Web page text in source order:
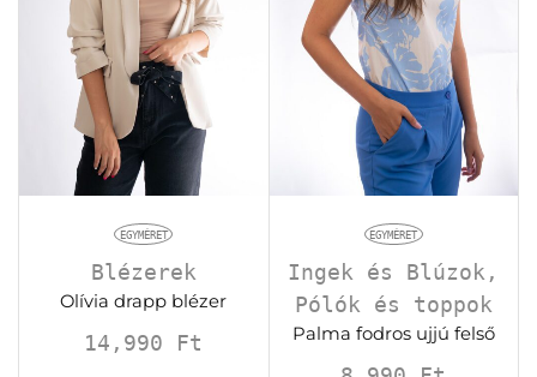
EGYMÉRET
Blézerek
Olívia drapp blézer
14,990 Ft
EGYMÉRET
Ingek és Blúzok ,
Pólók és toppok
Palma fodros ujjú felső